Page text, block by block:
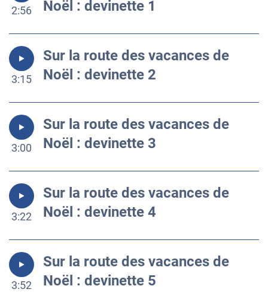
2:56 Noël : devinette 1
3:15
Sur la route des vacances de
Noël : devinette 2
3:00
Sur la route des vacances de
Noël : devinette 3
3:22
Sur la route des vacances de
Noël : devinette 4
3:52
Sur la route des vacances de
Noël : devinette 5